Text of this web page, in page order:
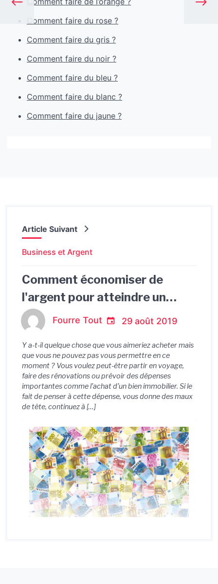
Comment faire du rose ?
Comment faire du gris ?
Comment faire du noir ?
Comment faire du bleu ?
Comment faire du blanc ?
Comment faire du jaune ?
Article Suivant
Business et Argent
Comment économiser de
l'argent pour atteindre un
objectif financier ?
Fourre Tout 29 août 2019
Y a-t-il quelque chose que vous aimeriez acheter mais
que vous ne pouvez pas vous permettre en ce
moment ? Vous voulez peut-être partir en voyage,
faire des rénovations ou prévoir des dépenses
importantes comme l’achat d’un bien immobilier. Si le
fait de penser à cette dépense, vous donne des maux
de tête, continuez à […]